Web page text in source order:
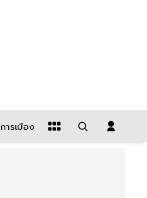
การเมือง